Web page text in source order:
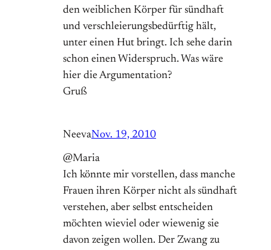
den weiblichen Körper für sündhaft
und verschleierungsbedürftig hält,
unter einen Hut bringt. Ich sehe darin
schon einen Widerspruch. Was wäre
hier die Argumentation?
Gruß
NeevaNov. 19, 2010
@Maria
Ich könnte mir vorstellen, dass manche
Frauen ihren Körper nicht als sündhaft
verstehen, aber selbst entscheiden
möchten wieviel oder wiewenig sie
davon zeigen wollen. Der Zwang zu